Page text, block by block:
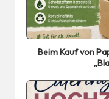
Posted
in
Beim Kauf von